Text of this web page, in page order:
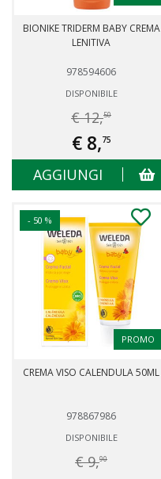
BIONIKE TRIDERM BABY CREMA
LENITIVA
978594606
DISPONIBILE
€ 12,50
€ 8,75
AGGIUNGI
- 50 %
PROMO
CREMA VISO CALENDULA 50ML
978867986
DISPONIBILE
€ 9,90